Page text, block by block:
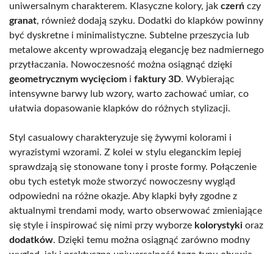
uniwersalnym charakterem. Klasyczne kolory, jak czerń czy
granat, również dodają szyku. Dodatki do klapków powinny
być dyskretne i minimalistyczne. Subtelne przeszycia lub
metalowe akcenty wprowadzają elegancję bez nadmiernego
przytłaczania. Nowoczesność można osiągnąć dzięki
geometrycznym wycięciom i faktury 3D. Wybierając
intensywne barwy lub wzory, warto zachować umiar, co
ułatwia dopasowanie klapków do różnych stylizacji.
Styl casualowy charakteryzuje się żywymi kolorami i
wyrazistymi wzorami. Z kolei w stylu eleganckim lepiej
sprawdzają się stonowane tony i proste formy. Połączenie
obu tych estetyk może stworzyć nowoczesny wygląd
odpowiedni na różne okazje. Aby klapki były zgodne z
aktualnymi trendami mody, warto obserwować zmieniające
się style i inspirować się nimi przy wyborze kolorystyki oraz
dodatków. Dzięki temu można osiągnąć zarówno modny